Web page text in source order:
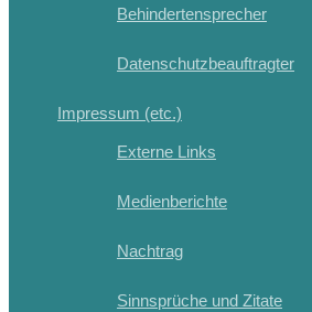
Behindertensprecher
Datenschutzbeauftragter
Impressum (etc.)
Externe Links
Medienberichte
Nachtrag
Sinnsprüche und Zitate